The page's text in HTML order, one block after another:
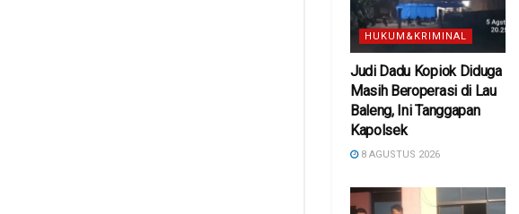
HUKUM&KRIMINAL
Judi Dadu Kopiok Diduga
Masih Beroperasi di Lau
Baleng, Ini Tanggapan
Kapolsek
8 AGUSTUS 2026